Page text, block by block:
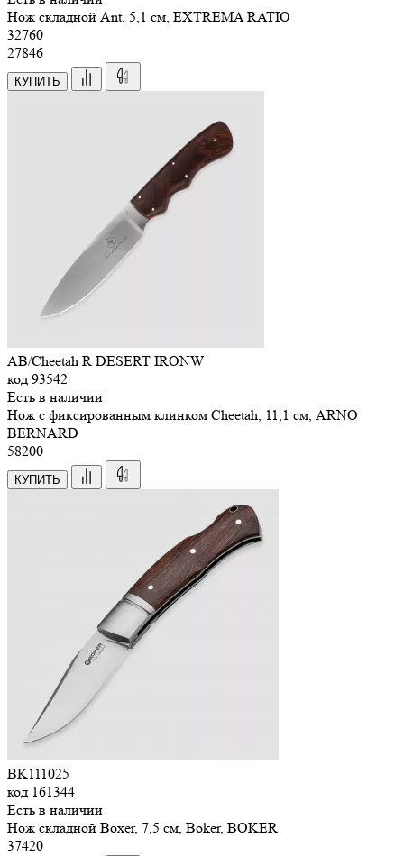
Нож складной Ant, 5,1 см, EXTREMA RATIO
32760
27846
КУПИТЬ
AB/Cheetah R DESERT IRONW
код 93542
Есть в наличии
Нож с фиксированным клинком Cheetah, 11,1 см, ARNO
BERNARD
58200
КУПИТЬ
BK111025
код 161344
Есть в наличии
Нож складной Boxer, 7,5 см, Boker, BOKER
37420